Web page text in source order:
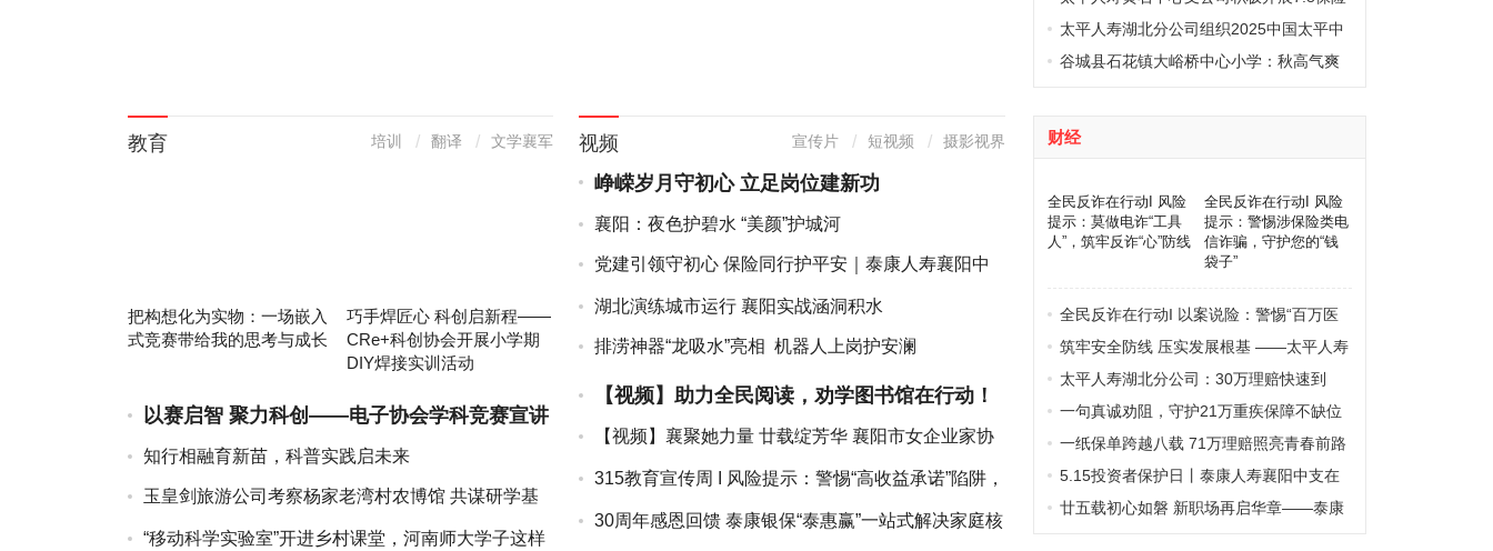
公益健步走活动
太平人寿湖北分公司组织2025中国太平中
国足协女超联赛百人观赛团
谷城县石花镇大峪桥中心小学：秋高气爽
教育 培训 翻译 文学襄军
把构想化为实物：一场嵌入
式竞赛带给我的思考与成长
巧手焊匠心 科创启新程——
CRe+科创协会开展小学期
DIY焊接实训活动
以赛启智 聚力科创——电子协会学科竞赛宣讲
会点亮学子科创
知行相融育新苗，科普实践启未来
玉皇剑旅游公司考察杨家老湾村农博馆 共谋研学基
“移动科学实验室”开进乡村课堂，河南师大学子这样
视频 宣传片 短视频 摄影视界
峥嵘岁月守初心 立足岗位建新功
襄阳：夜色护碧水 “美颜”护城河
党建引领守初心 保险同行护平安｜泰康人寿襄阳中
湖北演练城市运行 襄阳实战涵洞积水
排涝神器“龙吸水”亮相 机器人上岗护安澜
【视频】助力全民阅读，劝学图书馆在行动！
【视频】襄聚她力量 廿载绽芳华 襄阳市女企业家协
315教育宣传周 I 风险提示：警惕“高收益承诺”陷阱，
30周年感恩回馈 泰康银保“泰惠赢”一站式解决家庭核
财经
全民反诈在行动I 风险
提示：莫做电诈“工具
人”，筑牢反诈“心”防线
全民反诈在行动I 风险
提示：警惕涉保险类电
信诈骗，守护您的“钱
袋子”
全民反诈在行动I 以案说险：警惕“百万医
疗保险”骗局——真实案例揭示诈骗套路
筑牢安全防线 压实发展根基 ——太平人寿
湖北分公司开展2026年安全生产月专项培
太平人寿湖北分公司：30万理赔快速到
账，客户赠旗“快速理赔显诚信”
一句真诚劝阻，守护21万重疾保障不缺位
一纸保单跨越八载 71万理赔照亮青春前路
5.15投资者保护日丨泰康人寿襄阳中支在
新生活广场积极开展“5.15全国投资者保护
廿五载初心如磐 新职场再启华章——泰康